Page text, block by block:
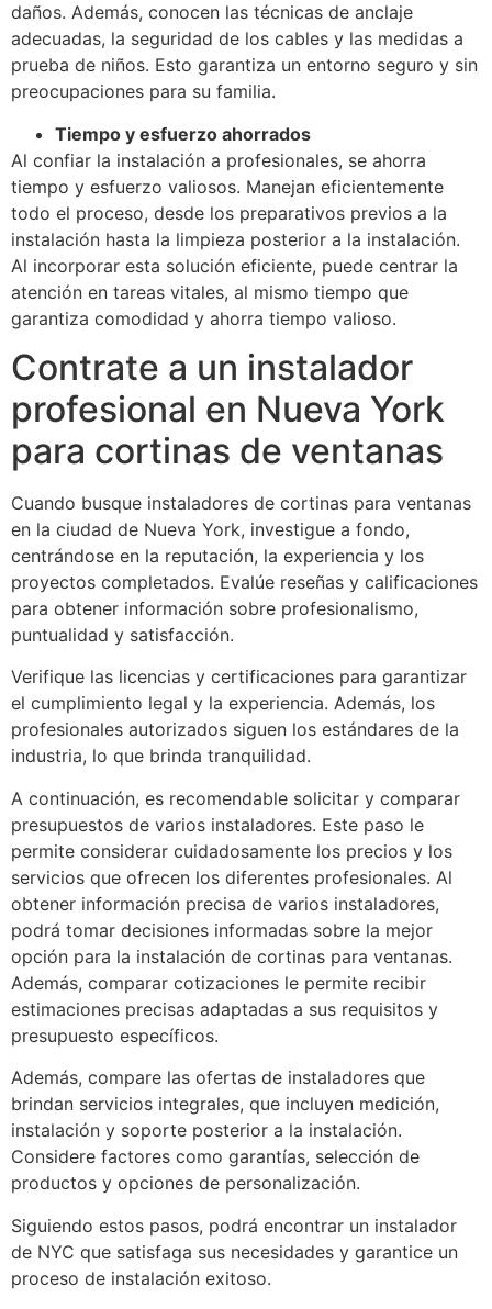
daños. Además, conocen las técnicas de anclaje
adecuadas, la seguridad de los cables y las medidas a
prueba de niños. Esto garantiza un entorno seguro y sin
preocupaciones para su familia.
Tiempo y esfuerzo ahorrados
Al confiar la instalación a profesionales, se ahorra
tiempo y esfuerzo valiosos. Manejan eficientemente
todo el proceso, desde los preparativos previos a la
instalación hasta la limpieza posterior a la instalación.
Al incorporar esta solución eficiente, puede centrar la
atención en tareas vitales, al mismo tiempo que
garantiza comodidad y ahorra tiempo valioso.
Contrate a un instalador
profesional en Nueva York
para cortinas de ventanas
Cuando busque instaladores de cortinas para ventanas
en la ciudad de Nueva York, investigue a fondo,
centrándose en la reputación, la experiencia y los
proyectos completados. Evalúe reseñas y calificaciones
para obtener información sobre profesionalismo,
puntualidad y satisfacción.
Verifique las licencias y certificaciones para garantizar
el cumplimiento legal y la experiencia. Además, los
profesionales autorizados siguen los estándares de la
industria, lo que brinda tranquilidad.
A continuación, es recomendable solicitar y comparar
presupuestos de varios instaladores. Este paso le
permite considerar cuidadosamente los precios y los
servicios que ofrecen los diferentes profesionales. Al
obtener información precisa de varios instaladores,
podrá tomar decisiones informadas sobre la mejor
opción para la instalación de cortinas para ventanas.
Además, comparar cotizaciones le permite recibir
estimaciones precisas adaptadas a sus requisitos y
presupuesto específicos.
Además, compare las ofertas de instaladores que
brindan servicios integrales, que incluyen medición,
instalación y soporte posterior a la instalación.
Considere factores como garantías, selección de
productos y opciones de personalización.
Siguiendo estos pasos, podrá encontrar un instalador
de NYC que satisfaga sus necesidades y garantice un
proceso de instalación exitoso.